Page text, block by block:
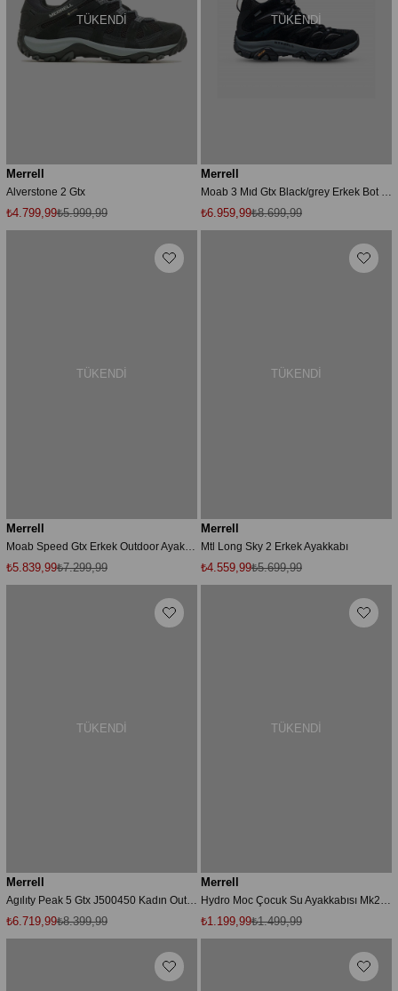
TÜKENDI
Merrell
Alverstone 2 Gtx
₺4.799,99₺5.999,99
TÜKENDI
Merrell
Moab 3 Mıd Gtx Black/grey Erkek Bot J036243
₺6.959,99₺8.699,99
TÜKENDI
Merrell
₺5.839,99₺7.299,99
TÜKENDI
Merrell
Mtl Long Sky 2 Erkek Ayakkabı
₺4.559,99₺5.699,99
TÜKENDI
Merrell
Agılıty Peak 5 Gtx J500450 Kadın Outdoor Ayakkabı - Siyah
₺6.719,99₺8.399,99
TÜKENDI
Merrell
Hydro Moc Çocuk Su Ayakkabısı Mk265485
₺1.199,99₺1.499,99